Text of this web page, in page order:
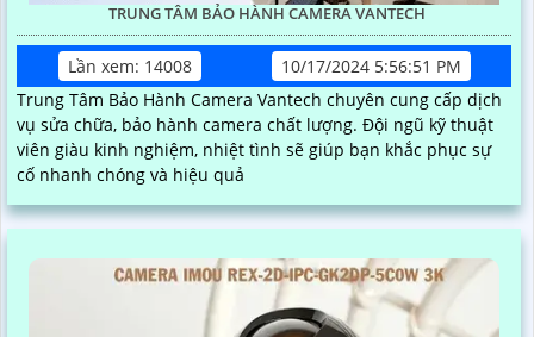
TRUNG TÂM BẢO HÀNH CAMERA VANTECH
Lần xem: 14008
10/17/2024 5:56:51 PM
Trung Tâm Bảo Hành Camera Vantech chuyên cung cấp dịch
vụ sửa chữa, bảo hành camera chất lượng. Đội ngũ kỹ thuật
viên giàu kinh nghiệm, nhiệt tình sẽ giúp bạn khắc phục sự
cố nhanh chóng và hiệu quả